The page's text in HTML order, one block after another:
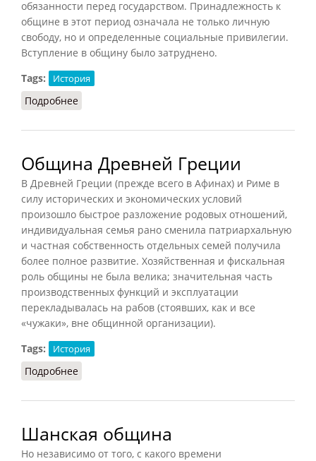
обязанности перед государством. Принадлежность к
общине в этот период означала не только личную
свободу, но и определенные социальные привилегии.
Вступление в общину было затруднено.
Tags:
История
Подробнее
Община Древней Греции
В Древней Греции (прежде всего в Афинах) и Риме в
силу исторических и экономических условий
произошло быстрое разложение родовых отношений,
индивидуальная семья рано сменила патриархальную
и частная собственность отдельных семей получила
более полное развитие. Хозяйственная и фискальная
роль общины не была велика; значительная часть
производственных функций и эксплуатации
перекладывалась на рабов (стоявших, как и все
«чужаки», вне общинной организации).
Tags:
История
Подробнее
Шанская община
Но независимо от того, с какого времени